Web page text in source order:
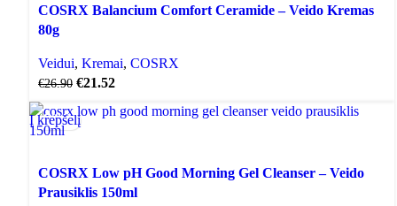
COSRX Balancium Comfort Ceramide – Veido Kremas
80g
Veidui, Kremai, COSRX
€26.90 €21.52
AKCIJA
Į krepšelį
COSRX Low pH Good Morning Gel Cleanser – Veido
Prausiklis 150ml